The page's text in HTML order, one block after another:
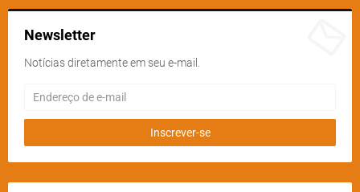
Newsletter
Notícias diretamente em seu e-mail.